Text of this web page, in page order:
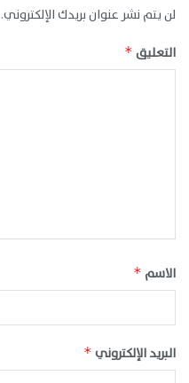
لن يتم نشر عنوان بريدك الإلكتروني.
التعليق *
الاسم *
البريد الإلكتروني *